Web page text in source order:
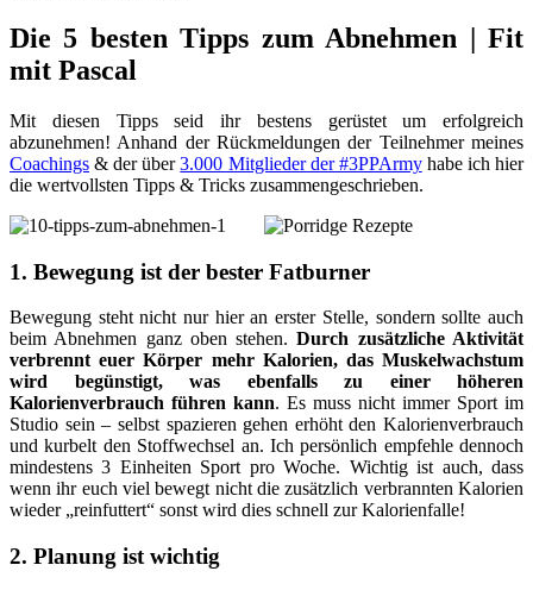
Die 5 besten Tipps zum Abnehmen | Fit
mit Pascal
Mit diesen Tipps seid ihr bestens gerüstet um erfolgreich
abzunehmen! Anhand der Rückmeldungen der Teilnehmer meines
Coachings & der über3.000 Mitglieder der #3PPArmyhabe ich hier
die wertvollsten Tipps & Tricks zusammengeschrieben.
1. Bewegung ist der bester Fatburner
Bewegung steht nicht nur hier an erster Stelle, sondern sollte auch
beim Abnehmen ganz oben stehen. Durch zusätzliche Aktivität
verbrennt euer Körper mehr Kalorien, das Muskelwachstum
wird begünstigt, was ebenfalls zu einer höheren
Kalorienverbrauch führen kann. Es muss nicht immer Sport im
Studio sein – selbst spazieren gehen erhöht den Kalorienverbrauch
und kurbelt den Stoffwechsel an. Ich persönlich empfehle dennoch
mindestens 3 Einheiten Sport pro Woche. Wichtig ist auch, dass
wenn ihr euch viel bewegt nicht die zusätzlich verbrannten Kalorien
wieder „reinfuttert“ sonst wird dies schnell zur Kalorienfalle!
2. Planung ist wichtig